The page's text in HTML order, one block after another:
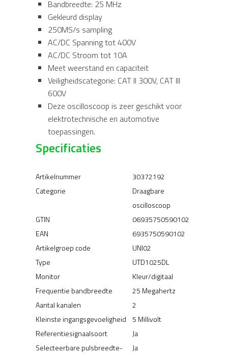
Bandbreedte: 25 MHz
Gekleurd display
250MS/s sampling
AC/DC Spanning tot 400V
AC/DC Stroom tot 10A
Meet weerstand en capaciteit
Veiligheidscategorie: CAT II 300V, CAT III
600V
Deze oscilloscoop is zeer geschikt voor
elektrotechnische en automotive
toepassingen.
Specificaties
Artikelnummer
30372192
Categorie
Draagbare
oscilloscoop
GTIN
06935750590102
EAN
6935750590102
Artikelgroep code
UNI02
Type
UTD1025DL
Monitor
Kleur/digitaal
Frequentie bandbreedte
25 Megahertz
Aantal kanalen
2
Kleinste ingangsgevoeligheid
5 Millivolt
Referentiesignaalsoort
Ja
Selecteerbare pulsbreedte-
Ja